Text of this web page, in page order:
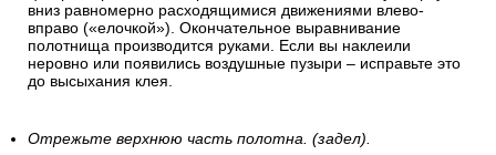
вниз равномерно расходящимися движениями влево-
вправо («елочкой»). Окончательное выравнивание
полотнища производится руками. Если вы наклеили
неровно или появились воздушные пузыри – исправьте это
до высыхания клея.
Отрежьте верхнюю часть полотна. (задел).